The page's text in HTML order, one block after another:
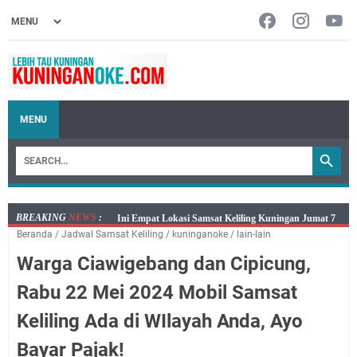
MENU
BREAKING NEWS :
Jumat 7 Agustus 2026 Mobil SIM Keliling Ada di
Kecamatan Sindangagung
Embun Pagi Jumat 8 Agustus 2026: Jika Keberkahan
Kelaparan Meskipun Memiliki Sekarung Penuh Uang
Salat Lima Waktu itu Bukan Cuma Kewajiban, Tapi
Beranda / Jadwal Samsat Keliling / kuninganoke / lain-lain
Warga Ciawigebang dan Cipicung,
Rabu 22 Mei 2024 Mobil Samsat
Keliling Ada di WIlayah Anda, Ayo
Bayar Pajak!